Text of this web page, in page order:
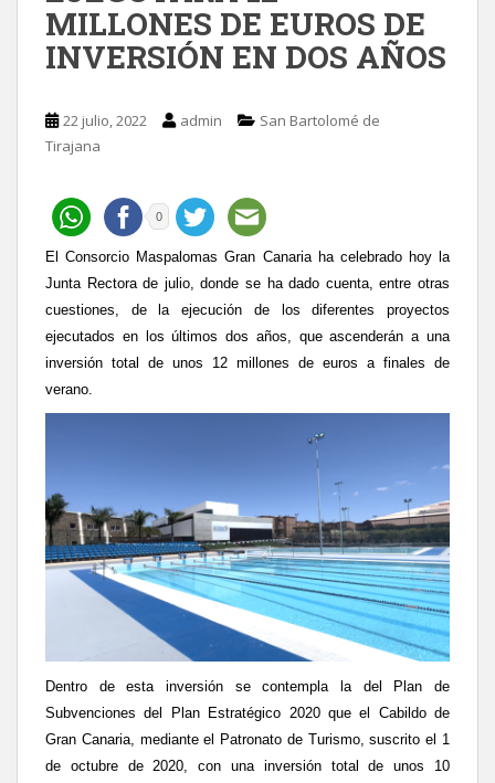
MILLONES DE EUROS DE
INVERSIÓN EN DOS AÑOS
22 julio, 2022 admin
San Bartolomé de
Tirajana
0
El Consorcio Maspalomas Gran Canaria ha celebrado hoy la
Junta Rectora de julio, donde se ha dado cuenta, entre otras
cuestiones, de la ejecución de los diferentes proyectos
ejecutados en los últimos dos años, que ascenderán a una
inversión total de unos 12 millones de euros a finales de
verano.
Dentro de esta inversión se contempla la del Plan de
Subvenciones del Plan Estratégico 2020 que el Cabildo de
Gran Canaria, mediante el Patronato de Turismo, suscrito el 1
de octubre de 2020, con una inversión total de unos 10